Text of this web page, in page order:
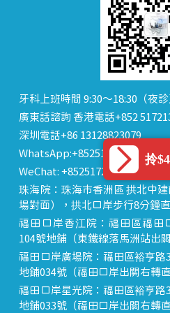
牙科上班時間 9:30～18:30（夜
廣東話諮詢 香港電話+852
深圳電話+86 13128823079
WhatsApp:+85251721315
WeChat: +85251721315 or
珠海院：珠海市香洲區 拱北中
場對面），拱北口岸步行8分鐘
福田口岸香江院：福田區福田
104號地鋪（東鐵線落馬洲站出
福田口岸廣場院：福田區裕亨路
地鋪034號（福田口岸出關右轉
福田口岸星光院：福田區裕亨路
地鋪033號（福田口岸出關右轉
拎